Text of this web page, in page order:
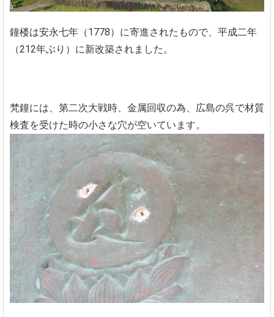
鐘楼は安永七年（1778）に寄進されたもので、平成二年
（212年ぶり）に新改築されました。
梵鐘には、第二次大戦時、金属回収の為、広島の呉で材質
検査を受けた時の小さな穴が空いています。